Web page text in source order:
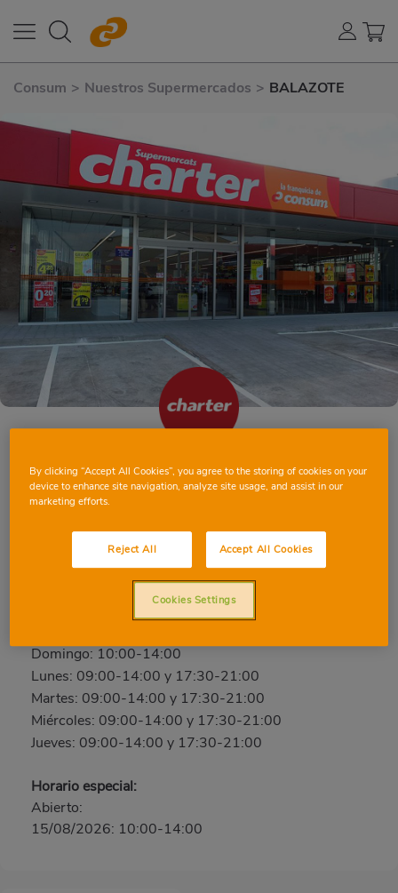
Consum > Nuestros Supermercados > BALAZOTE
BALAZOTE
Teléfono: 663 21 89 17
Cerrado
Viernes: 09:00-14:00 y 17:30-21:00
Domingo: 10:00-14:00
Lunes: 09:00-14:00 y 17:30-21:00
Martes: 09:00-14:00 y 17:30-21:00
Miércoles: 09:00-14:00 y 17:30-21:00
Jueves: 09:00-14:00 y 17:30-21:00
Horario especial:
Abierto:
15/08/2026: 10:00-14:00
By clicking “Accept All Cookies”, you agree to the storing of cookies on your
device to enhance site navigation, analyze site usage, and assist in our
marketing efforts.
Reject All Accept All Cookies
Cookies Settings